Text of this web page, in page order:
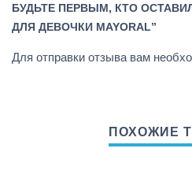
БУДЬТЕ ПЕРВЫМ, КТО
ДЛЯ ДЕВОЧКИ MAYORAL”
Для отправки отзыва вам
ПОХОЖИЕ